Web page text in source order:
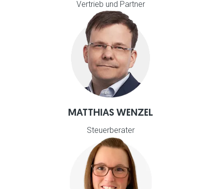
Vertrieb und Partner
MATTHIAS WENZEL
Steuerberater